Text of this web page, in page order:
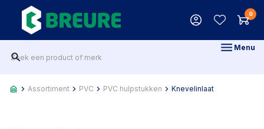
0
Menu
Assortiment PVC PVC hulpstukken Knevelinlaat